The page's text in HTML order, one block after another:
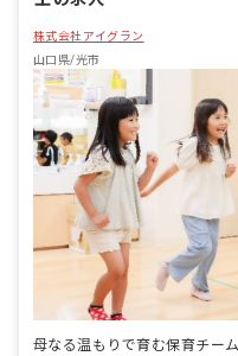
株式会社アイグラン
山口県/光市